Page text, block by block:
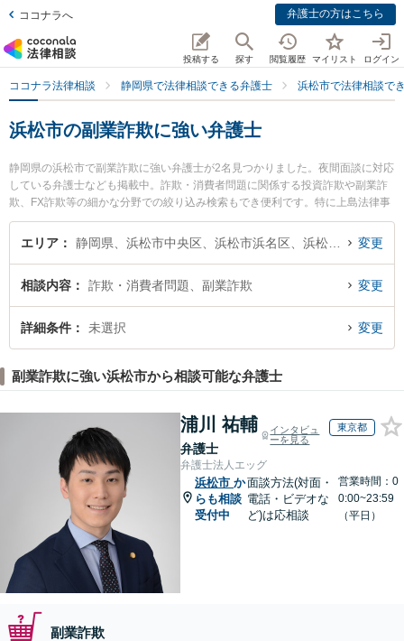
ココナラへ 弁護士の方はこちら
投稿する 探す 閲覧履歴 マイリスト ログイン
ココナラ法律相談 静岡県で法律相談できる弁護士 浜松市で法律相談で
浜松市の副業詐欺に強い弁護士
静岡県の浜松市で副業詐欺に強い弁護士が2名見つかりました。夜間面談に対応
している弁護士なども掲載中。詐欺・消費者問題に関係する投資詐欺や副業詐
欺、FX詐欺等の細かな分野での絞り込み検索もでき便利です。特に上島法律事
務所の岩田 祐志弁護士や弁護士法人名城法律事務所 浜松事務所の河野 正弁護
士のプロフィール情報や弁護士費用、強みなどが注目されています。『浜松市
談無料で副業詐欺を法律相談できる浜松市内の弁護士に相談予約したい』など
でお困りの相談者さんにおすすめです。
エリア 変更
相談内容 詐欺・消費者問題、副業詐欺 変更
詳細条件 未選択 変更
副業詐欺に強い浜松市から相談可能な弁護士
浦川 祐輔
弁護士
インタビュ
ーを見る
東京都
弁護士法人エッグ
浜松市 か
らも相談
受付中
面談方法(対面・
電話・ビデオな
ど)は応相談
営業時間：0
0:00~23:59
（平日）
副業詐欺